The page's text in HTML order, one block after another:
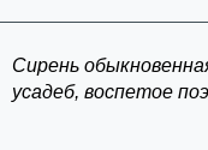
Сирень
усадеб, воспетое